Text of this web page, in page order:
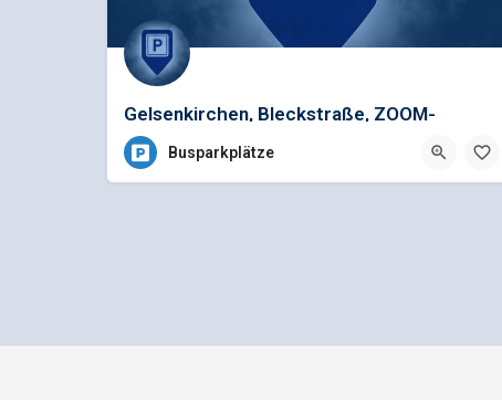
Gelsenkirchen, Bleckstraße, ZOOM-
Erlebniswelt
Busparkplätze